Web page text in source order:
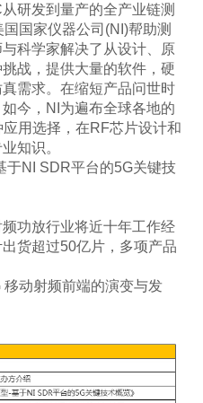
研发到量产的全产业链测
国家仪器公司(NI)帮助测
科学家解决了从设计、原
战，提供大量的软件，硬
需求。在缩短产品问世时
今，NI为遍布全球各地的
用选择，在RF芯片设计和
知识。
于NI SDR平台的5G关键技
功放行业将近十年工作经
货超过50亿片，多项产品
动射频前端的演变与发